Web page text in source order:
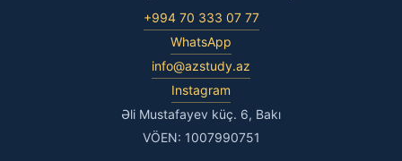
+994 70 333 07 77
WhatsApp
info@azstudy.az
Instagram
Əli Mustafayev küç. 6, Bakı
VÖEN: 1007990751